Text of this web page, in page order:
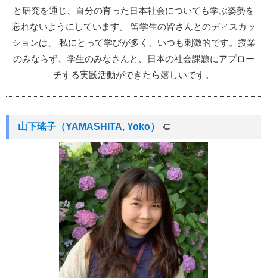
と研究を通じ、自分の育った日本社会についても学ぶ姿勢を
忘れないようにしています。 留学生の皆さんとのディスカッ
ションは、 私にとって学びが多く、いつも刺激的です。授業
のみならず、学生のみなさんと、日本の社会課題にアプロー
チする実践活動ができたら嬉しいです。
山下瑤子（YAMASHITA, Yoko）